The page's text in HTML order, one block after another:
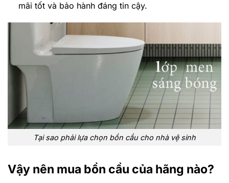
mãi tốt và bảo hành đáng tin cậy.
Tại sao phải lựa chọn bồn cầu cho nhà vệ sinh
Vậy nên mua bồn cầu của hãng nào?